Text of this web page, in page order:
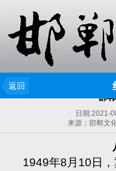
返回
邯
日期:2021-
来源：邯郸文
1949年8 月 10 日